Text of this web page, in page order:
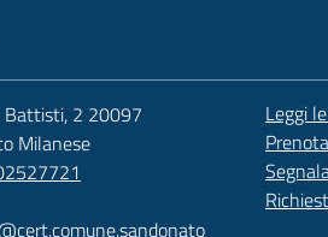
Battisti, 2 20097
Milanese
Leggi